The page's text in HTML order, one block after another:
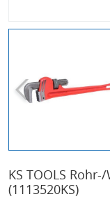
KS TOOLS
(1113520KS)